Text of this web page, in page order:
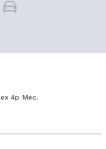
4p Mec.